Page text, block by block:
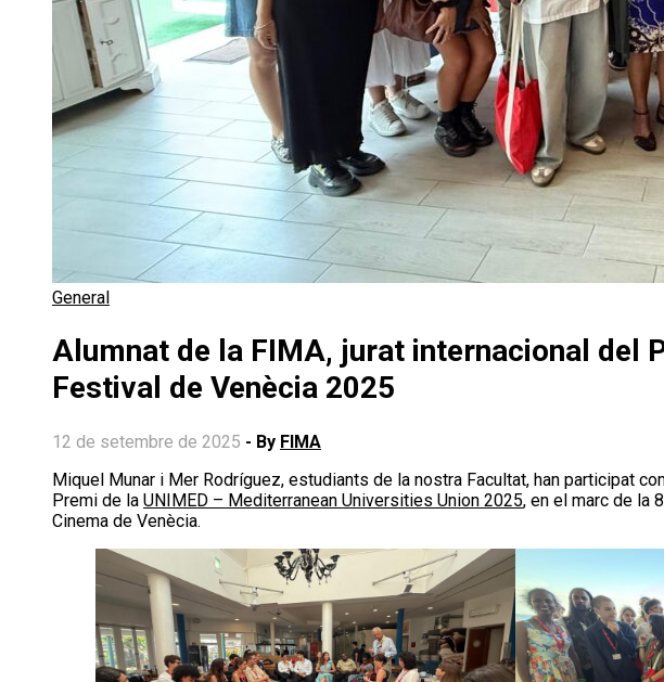
General
Alumnat de la FIMA, jurat internacional del
Festival de Venècia 2025
12 de setembre de 2025 - By FIMA
Miquel Munar i Mer Rodríguez, estudiants de la nostra Facultat, han participat com a membres del jurat internacional del
Premi de la UNIMED – Mediterranean Universities Union 2025, en el marc de la
Cinema de Venècia.